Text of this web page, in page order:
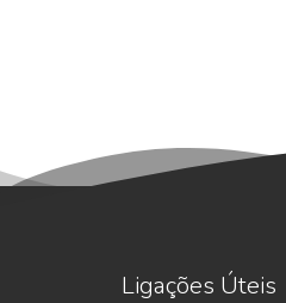
Ligações Úteis